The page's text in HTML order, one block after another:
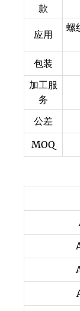
款
应用
螺
包装
加工服
务
公差
MOQ